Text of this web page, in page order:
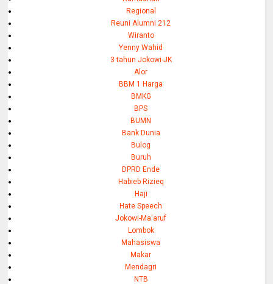
Regional
Reuni Alumni 212
Wiranto
Yenny Wahid
3 tahun Jokowi-JK
Alor
BBM 1 Harga
BMKG
BPS
BUMN
Bank Dunia
Bulog
Buruh
DPRD Ende
Habieb Rizieq
Haji
Hate Speech
Jokowi-Ma'aruf
Lombok
Mahasiswa
Makar
Mendagri
NTB